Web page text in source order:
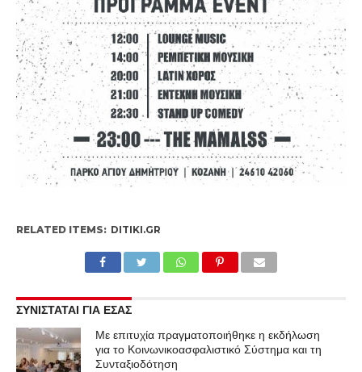
RELATED ITEMS: DITIKI.GR
ΣΥΝΙΣΤΑΤΑΙ ΓΙΑ ΕΣΑΣ
Με επιτυχία πραγματοποιήθηκε η εκδήλωση
για το Κοινωνικοασφαλιστικό Σύστημα και τη
Συνταξιοδότηση